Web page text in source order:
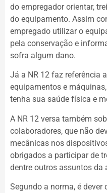
do empregador orientar,
do equipamento. Assim
empregado utilizar o
pela conservação e
sofra algum dano.
Já a NR 12 faz referência
equipamentos e
tenha sua saúde física e
A NR 12 versa também
colaboradores, que não
mecânicas nos
obrigados a participar de
dentre outros assuntos da
Segundo a norma, é